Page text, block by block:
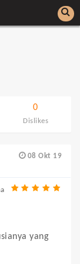
0
Dislikes
08 Okt 19
yang